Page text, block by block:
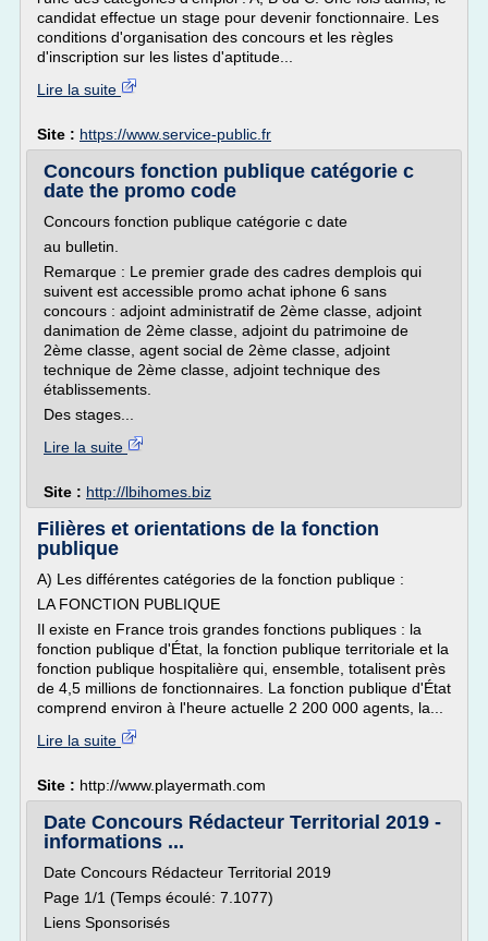
candidat effectue un stage pour devenir fonctionnaire. Les
conditions d'organisation des concours et les règles
d'inscription sur les listes d'aptitude...
Lire la suite
Site : https://www.service-public.fr
Concours fonction publique catégorie c
date the promo code
Concours fonction publique catégorie c date
au bulletin.
Remarque : Le premier grade des cadres demplois qui
suivent est accessible promo achat iphone 6 sans
concours : adjoint administratif de 2ème classe, adjoint
danimation de 2ème classe, adjoint du patrimoine de
2ème classe, agent social de 2ème classe, adjoint
technique de 2ème classe, adjoint technique des
établissements.
Des stages...
Lire la suite
Site : http://lbihomes.biz
Filières et orientations de la fonction
publique
A) Les différentes catégories de la fonction publique :
LA FONCTION PUBLIQUE
Il existe en France trois grandes fonctions publiques : la
fonction publique d'État, la fonction publique territoriale et la
fonction publique hospitalière qui, ensemble, totalisent près
de 4,5 millions de fonctionnaires. La fonction publique d'État
comprend environ à l'heure actuelle 2 200 000 agents, la...
Lire la suite
Site : http://www.playermath.com
Date Concours Rédacteur Territorial 2019 -
informations ...
Date Concours Rédacteur Territorial 2019
Page 1/1 (Temps écoulé: 7.1077)
Liens Sponsorisés